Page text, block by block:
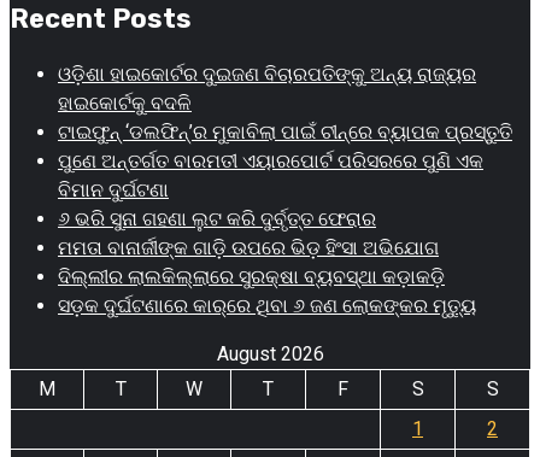
Recent Posts
ଓଡ଼ିଶା ହାଇକୋର୍ଟର ଦୁଇଜଣ ବିଚାରପତିଙ୍କୁ ଅନ୍ୟ ରାଜ୍ୟର
ହାଇକୋର୍ଟକୁ ବଦଳି
ଟାଇଫୁନ୍ ‘ଡଲଫିନ୍’ର ମୁକାବିଲା ପାଇଁ ଚୀନ୍‌ରେ ବ୍ୟାପକ ପ୍ରସ୍ତୁତି
ପୁଣେ ଅନ୍ତର୍ଗତ ବାରମତୀ ଏୟାରପୋର୍ଟ ପରିସରରେ ପୁଣି ଏକ
ବିମାନ ଦୁର୍ଘଟଣା
୬ ଭରି ସୁନା ଗହଣା ଲୁଟ କରି ଦୁର୍ବୃତ୍ତ ଫେରାର
ମମତା ବାନାର୍ଜୀଙ୍କ ଗାଡ଼ି ଉପରେ ଭିଡ଼ ହିଂସା ଅଭିଯୋଗ
ଦିଲ୍ଲୀର ଲାଲକିଲ୍ଲାରେ ସୁରକ୍ଷା ବ୍ୟବସ୍ଥା କଡ଼ାକଡ଼ି
ସଡ଼କ ଦୁର୍ଘଟଣାରେ କାର୍‌ରେ ଥିବା ୬ ଜଣ ଲୋକଙ୍କର ମୃତ୍ୟୁ
August 2026
M
T W T F S
S
1
2